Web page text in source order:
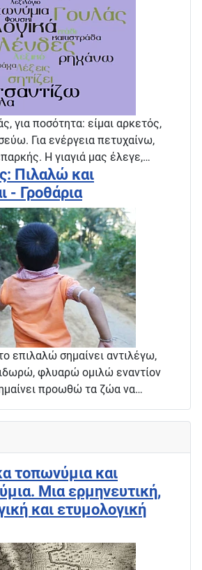
για ποσότητα: είμαι αρκετός,
Για ενέργεια πετυχαίνω,
Η γιαγιά μας έλεγε,…
Πιλαλώ και
- Γροθάρια
επιλαλώ σημαίνει αντιλέγω,
φλυαρώ ομιλώ εναντίον
προωθώ τα ζώα να…
τοπωνύμια και
Μια ερμηνευτική,
και ετυμολογική